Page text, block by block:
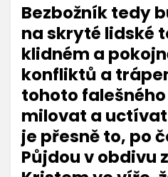
Bezbožník tedy
na skryté lidské
klidném a
konfliktů a
tohoto
milovat a
je přesně to, po
Půjdou v obdivu